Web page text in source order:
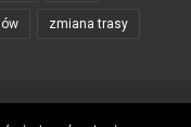
zmiana trasy